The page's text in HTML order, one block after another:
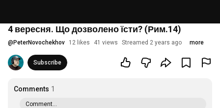
4 вересня. Що дозволено їсти? (Рим.14)
@ PeterNovochekhov 12 likes 41 views Streamed 2 years ago more
Subscribe
Comments 1
Comment...